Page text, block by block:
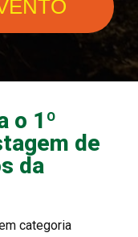
o 1º
de
da
categoria